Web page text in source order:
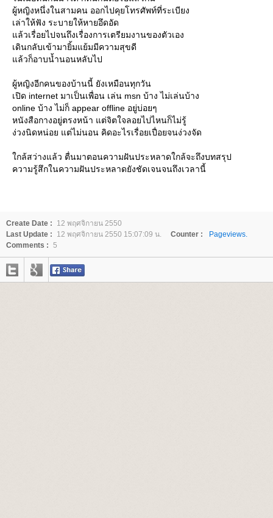
ผู้หญิงหนึ่งในสามคน ออกไปคุยโทรศัพท์ที่ระเบียง
เล่าให้ฟัง ระบายให้หายอึดอัด
ล้วเรื่อยไปจนถึงเรื่องการเตรียมงานของตัวเอง
เดินกลับเข้ามายิ้มแย้มมีความสุขดี
ล้วก็อาบน้ำนอนหลับไป
ผู้หญิงอีกคนของบ้านนี้ ยังเหมือนทุกวัน
เปิด internet มาเป็นเพื่อน เล่น msn บ้าง ไม่เล่นบ้าง
online บ้าง ไม่ก็ appear offline อยู่บ่อยๆ
หนังสือกางอยู่ตรงหน้า แต่จิตใจลอยไปไหนก็ไม่รู้
ง่วงนิดหน่อย แต่ไม่นอน คิดอะไรเรื่อยเปื่อยจนง่วงจัด
กล้สว่างแล้ว ตื่นมาตอนความฝันประหลาดใกล้จะถึงบทสรุป
ความรู้สึกในความฝันประหลาดยังชัดเจนจนถึงเวลานี้
Create Date :
12 พฤศจิกายน 2550
Last Update :
12 พฤศจิกายน 2550 15:07:09 น. Counter :
Pageviews.
Comments : 5